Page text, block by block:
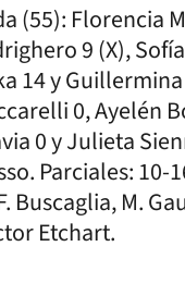
(55): Florencia
9 (X),
14 y Guillermina
0, Ayelén
0 y Julieta
Parciales: 10-
Buscaglia, M.
Etchart.